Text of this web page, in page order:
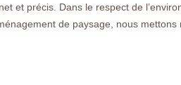
et précis. Dans le respect de
de paysage, nous